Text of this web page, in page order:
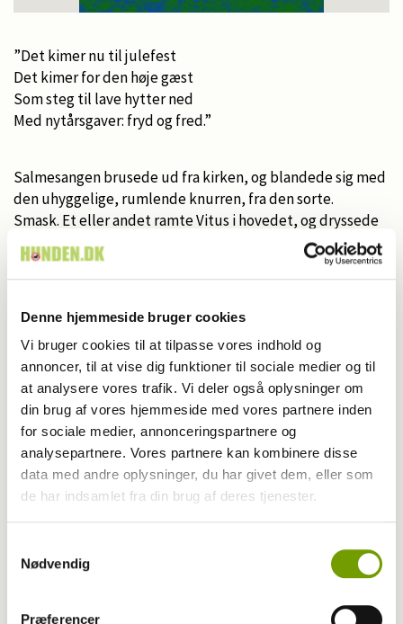
Denne hjemmeside bruger cookies
Vi bruger cookies til at tilpasse vores indhold og
annoncer, til at vise dig funktioner til sociale medier og til
at analysere vores trafik. Vi deler også oplysninger om
din brug af vores hjemmeside med vores partnere inden
for sociale medier, annonceringspartnere og
analysepartnere. Vores partnere kan kombinere disse
data med andre oplysninger, du har givet dem, eller som
de har indsamlet fra din brug af deres tjenester.
Nødvendig
Præferencer
”Det kimer nu til julefest
Det kimer for den høje gæst
Som steg til lave hytter ned
Med nytårsgaver: fryd og fred.”
Salmesangen brusede ud fra kirken, og blandede sig med
den uhyggelige, rumlende knurren, fra den sorte.
Smask. Et eller andet ramte Vitus i hovedet, og dryssede
ned i hans øjne. Jord. Smask, en gang til, samtidig kom et
brøl oppe fra kirkemuren. ”Vågn dog op, løb” råbte
rotten, og tyrede en tredje jordklump i hovedet på Vitus.
ud af trancen. Vitus snurrede rundt og satte i et
kæmpespring. Han ville op på muren og væk. Men muren
var alt for høj for hans korte ben, og Vitus dumpede ned
igen. Den lille hund kiggede sig desperat til omkring,
kirkemuren strakte sig til begge sider, så langt han lige
kunne se. Og bag ham var den farlige, sorte monsterhund,
som åbenbart kun havde et juleønske, nemlig at slå Vitus
ihjel.